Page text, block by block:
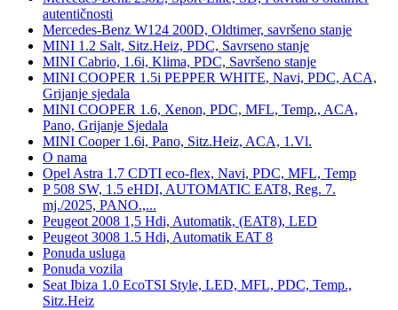
autentičnosti
Mercedes-Benz W124 200D, Oldtimer, savršeno stanje
MINI 1.2 Salt, Sitz.Heiz, PDC, Savrseno stanje
MINI Cabrio, 1.6i, Klima, PDC, Savršeno stanje
MINI COOPER 1.5i PEPPER WHITE, Navi, PDC, ACA,
Grijanje sjedala
MINI COOPER 1.6, Xenon, PDC, MFL, Temp., ACA,
Pano, Grijanje Sjedala
MINI Cooper 1.6i, Pano, Sitz.Heiz, ACA, 1.Vl.
O nama
Opel Astra 1.7 CDTI eco-flex, Navi, PDC, MFL, Temp
P 508 SW, 1.5 eHDI, AUTOMATIC EAT8, Reg. 7.
mj./2025, PANO.,...
Peugeot 2008 1,5 Hdi, Automatik, (EAT8), LED
Peugeot 3008 1.5 Hdi, Automatik EAT 8
Ponuda usluga
Ponuda vozila
Seat Ibiza 1.0 EcoTSI Style, LED, MFL, PDC, Temp.,
Sitz.Heiz